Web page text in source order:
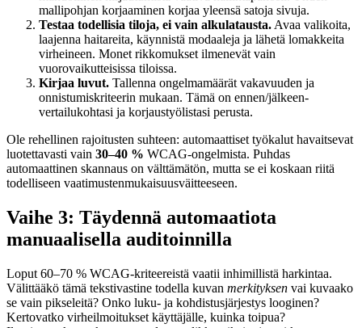
mallipohjan korjaaminen korjaa yleensä satoja sivuja.
Testaa todellisia tiloja, ei vain alkulatausta.Avaa valikoita,
laajenna haitareita, käynnistä modaaleja ja lähetä lomakkeita
virheineen. Monet rikkomukset ilmenevät vain
vuorovaikutteisissa tiloissa.
Kirjaa luvut. Tallenna ongelmamäärät vakavuuden ja
onnistumiskriteerin mukaan. Tämä on ennen/jälkeen-
vertailukohtasi ja korjaustyölistasi perusta.
Ole rehellinen rajoitusten suhteen: automaattiset työkalut havaitsevat
luotettavasti vain 30–40 % WCAG-ongelmista. Puhdas
automaattinen skannaus on välttämätön, mutta se ei koskaan riitä
todelliseen vaatimustenmukaisuusväitteeseen.
Vaihe 3: Täydennä automaatiota
manuaalisella auditoinnilla
Loput 60–70 % WCAG-kriteereistä vaatii inhimillistä harkintaa.
Välittääkö tämä tekstivastine todella kuvan merkityksen vai kuvaako
se vain pikseleitä? Onko luku- ja kohdistusjärjestys looginen?
Kertovatko virheilmoitukset käyttäjälle, kuinka toipua?